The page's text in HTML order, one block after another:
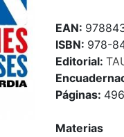
EAN:
ISBN: 978-
Editorial:
Páginas: 496
Materias